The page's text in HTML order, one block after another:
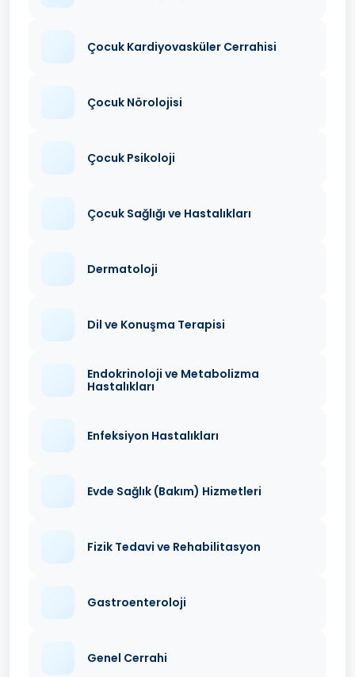
Çocuk Kardiyovasküler Cerrahisi
Çocuk Nörolojisi
Çocuk Psikoloji
Çocuk Sağlığı ve Hastalıkları
Dermatoloji
Dil ve Konuşma Terapisi
Endokrinoloji ve Metabolizma
Hastalıkları
Enfeksiyon Hastalıkları
Evde Sağlık (Bakım) Hizmetleri
Fizik Tedavi ve Rehabilitasyon
Gastroenteroloji
Genel Cerrahi